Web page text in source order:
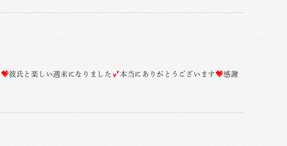
彼氏と楽しい週末になりました 本当にありがとうございます
感謝